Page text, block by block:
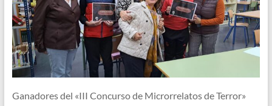
Ganadores del «III Concurso de Microrrelatos de Terror»